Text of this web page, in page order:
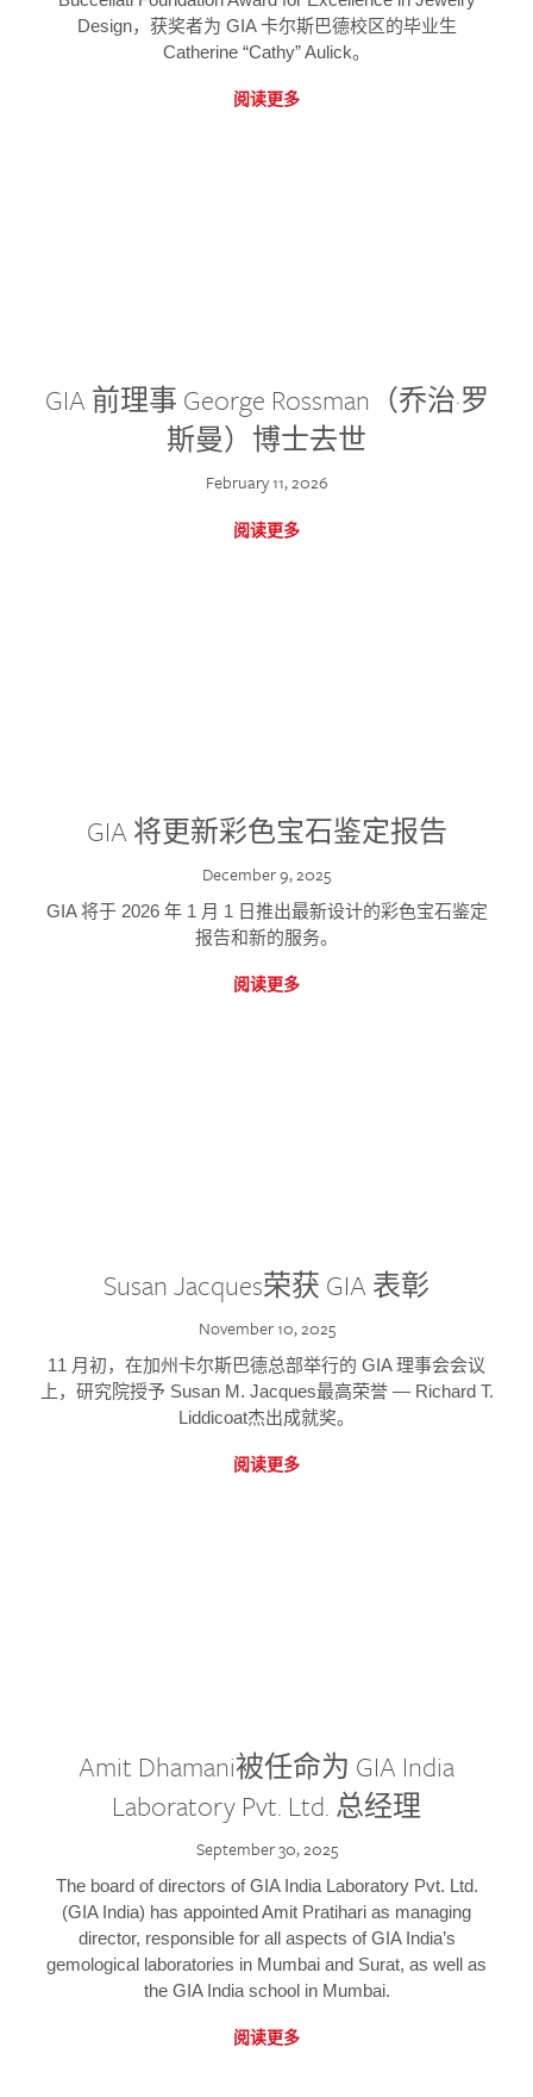
Design，获奖者为 GIA 卡尔斯巴德校区的毕业生
Catherine “Cathy” Aulick。
阅读更多
GIA 前理事 George Rossman（乔治·罗
斯曼）博士去世
February 11, 2026
阅读更多
GIA 将更新彩色宝石鉴定报告
December 9, 2025
GIA 将于 2026 年 1 月 1 日推出最新设计的彩色宝石鉴定
报告和新的服务。
阅读更多
Susan Jacques荣获 GIA 表彰
November 10, 2025
11 月初，在加州卡尔斯巴德总部举行的 GIA 理事会会议
上，研究院授予 Susan M. Jacques最高荣誉 — Richard T.
Liddicoat杰出成就奖。
阅读更多
Amit Dhamani被任命为 GIA India
Laboratory Pvt. Ltd. 总经理
September 30, 2025
The board of directors of GIA India Laboratory Pvt. Ltd.
(GIA India) has appointed Amit Pratihari as managing
director, responsible for all aspects of GIA India’s
gemological laboratories in Mumbai and Surat, as well as
the GIA India school in Mumbai.
阅读更多